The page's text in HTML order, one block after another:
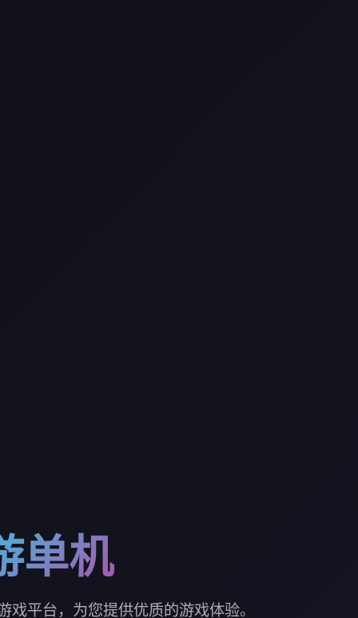
单机
戏平台，为您提供优质的游戏体验。